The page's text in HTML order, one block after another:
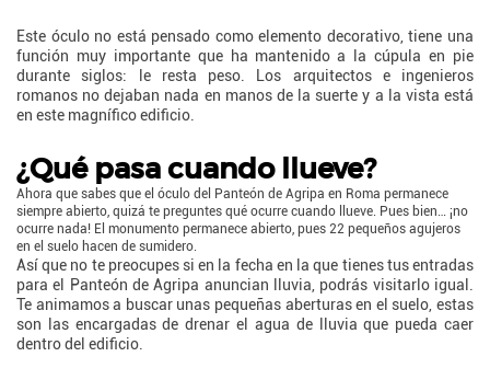
Este óculo no está pensado como elemento decorativo, tiene una
función muy importante que ha mantenido a la cúpula en pie
durante siglos: le resta peso. Los arquitectos e ingenieros
romanos no dejaban nada en manos de la suerte y a la vista está
en este magnífico edificio.
¿Qué pasa cuando llueve?
Ahora que sabes que el óculo del Panteón de Agripa en Roma permanece
siempre abierto, quizá te preguntes qué ocurre cuando llueve. Pues bien… ¡no
ocurre nada! El monumento permanece abierto, pues 22 pequeños agujeros
en el suelo hacen de sumidero.
Así que no te preocupes si en la fecha en la que tienes tus entradas
para el Panteón de Agripa anuncian lluvia, podrás visitarlo igual.
Te animamos a buscar unas pequeñas aberturas en el suelo, estas
son las encargadas de drenar el agua de lluvia que pueda caer
dentro del edificio.